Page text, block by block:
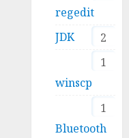
regedit
2
JDK
1
winscp
1
Bluetooth